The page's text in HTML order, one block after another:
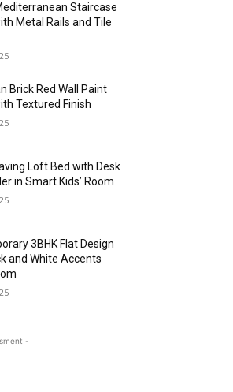
Staircase
Metal Rails and Tile
Brick Red Wall Paint
Textured Finish
Loft Bed with Desk
in Smart Kids’ Room
3BHK Flat Design
and White Accents
-